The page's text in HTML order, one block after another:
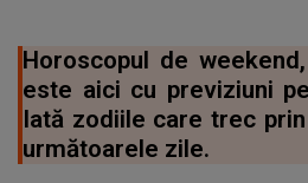
Horoscopul de
este aici cu previziuni
Iată zodiile care trec
următoarele zile.